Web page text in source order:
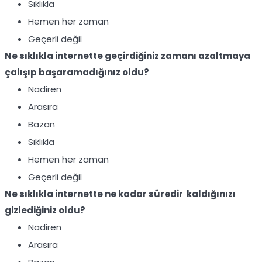
Sıklıkla
Hemen her zaman
Geçerli değil
Ne sıklıkla internette geçirdiğiniz zamanı azaltmaya
çalışıp başaramadığınız oldu?
Nadiren
Arasıra
Bazan
Sıklıkla
Hemen her zaman
Geçerli değil
Ne sıklıkla internette ne kadar süredir kaldığınızı
gizlediğiniz oldu?
Nadiren
Arasıra